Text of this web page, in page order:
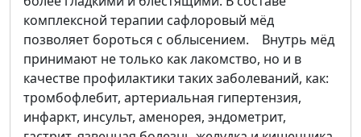
комплексной терапии сафлоровый мёд
позволяет бороться с облысением. Внутрь мёд
принимают не только как лакомство, но и в
качестве профилактики таких заболеваний, как:
тромбофлебит, артериальная гипертензия,
инфаркт, инсульт, аменорея, эндометрит,